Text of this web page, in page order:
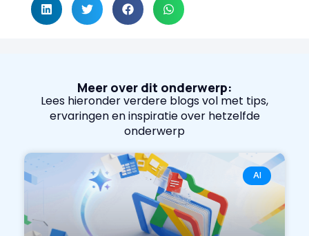
Meer over dit onderwerp:
Lees hieronder verdere blogs vol met tips,
ervaringen en inspiratie over hetzelfde
onderwerp
AI